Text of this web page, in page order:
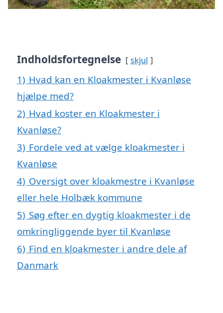
Indholdsfortegnelse skjul
1) Hvad kan en Kloakmester i Kvanløse
hjælpe med?
2) Hvad koster en Kloakmester i
Kvanløse?
3) Fordele ved at vælge kloakmester i
Kvanløse
4) Oversigt over kloakmestre i Kvanløse
eller hele Holbæk kommune
5) Søg efter en dygtig kloakmester i de
omkringliggende byer til Kvanløse
6) Find en kloakmester i andre dele af
Danmark